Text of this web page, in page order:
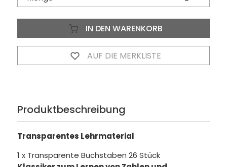
IN DEN WARENKORB
AUF DIE MERKLISTE
Produktbeschreibung
Transparentes Lehrmaterial
1 x Transparente Buchstaben 26 Stück